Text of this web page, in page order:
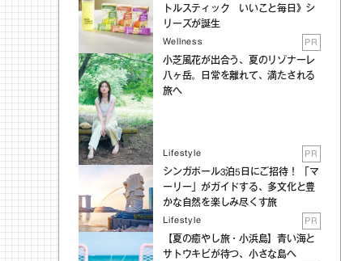
トルスティック いいこと毎日》シ
リーズが誕生
Wellness PR
小芝風花が出合う、夏のリゾナーレ
八ヶ岳。日常を離れて、満たされる
旅へ
Lifestyle PR
シンガポール3泊5日にご招待！ 「マ
ーリー」がガイドする、多文化と豊
かな自然を楽しみ尽くす旅
Lifestyle PR
【夏の癒やし旅・小浜島】青い海と
サトウキビが待つ、小さな島へ